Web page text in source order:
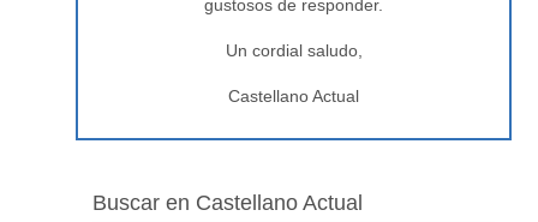
gustosos de responder.
Un cordial saludo,
Castellano Actual
Buscar en Castellano Actual